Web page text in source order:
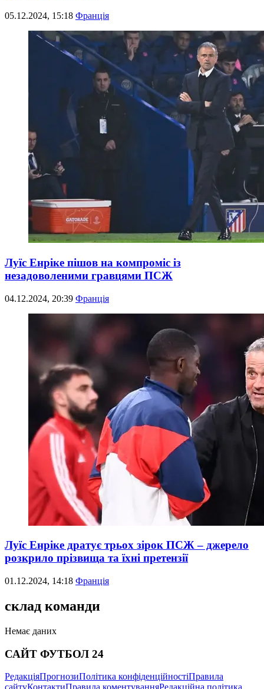
05.12.2024, 15:18 Франція
Луїс Енріке пішов на компроміс із
незадоволеними гравцями ПСЖ
04.12.2024, 20:39 Франція
Луїс Енріке дратує трьох зірок ПСЖ – джерело
розкрило прізвища та їхні претензії
01.12.2024, 14:18 Франція
склад команди
Немає даних
САЙТ ФУТБОЛ 24
РедакціяПрогнозиПолітика конфіденційностіПравила